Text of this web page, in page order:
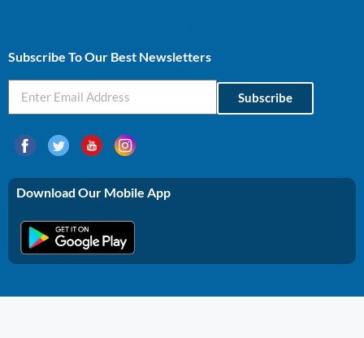
Subscribe To Our Best Newsletters
Subscribe
Download Our Mobile App